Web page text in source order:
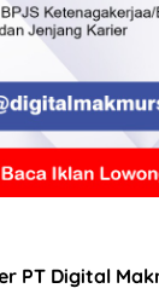
PT Digital